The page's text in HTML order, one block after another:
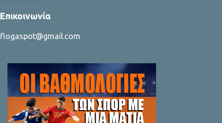
Επικοινωνία
flogaspot@gmail.com